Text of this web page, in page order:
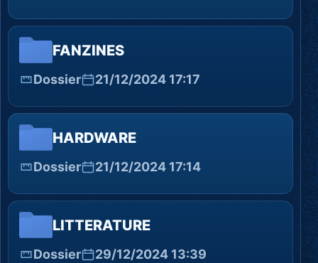
FANZINES
Dossier 21/12/2024 17:17
HARDWARE
Dossier 21/12/2024 17:14
LITTERATURE
Dossier 29/12/2024 13:39